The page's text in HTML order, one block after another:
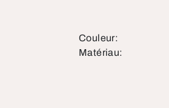
Couleur:
Matériau: